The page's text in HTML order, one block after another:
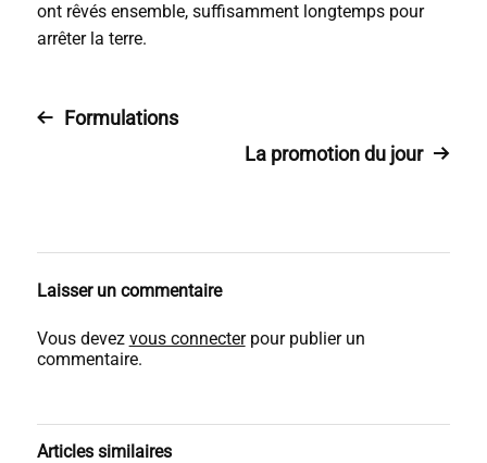
ont rêvés ensemble, suffisamment longtemps pour
arrêter la terre.
Formulations
La promotion du jour
Laisser un commentaire
Vous devez vous connecterpour publier un
commentaire.
Articles similaires